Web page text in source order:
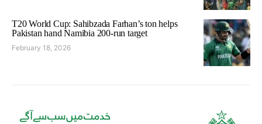
T20 World Cup: Sahibzada Farhan’s ton helps
Pakistan hand Namibia 200-run target
February 18, 2026